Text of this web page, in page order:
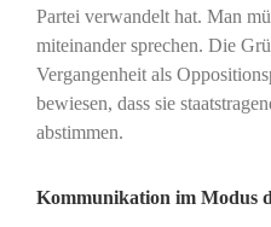
Partei verwandelt hat. Man
miteinander sprechen. Die
Vergangenheit als
bewiesen, dass sie
abstimmen.
Kommunikation im Modus